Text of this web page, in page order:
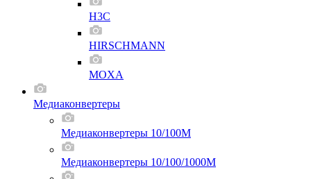
H3C
HIRSCHMANN
MOXA
Медиаконвертеры
Медиаконвертеры 10/100M
Медиаконвертеры 10/100/1000M